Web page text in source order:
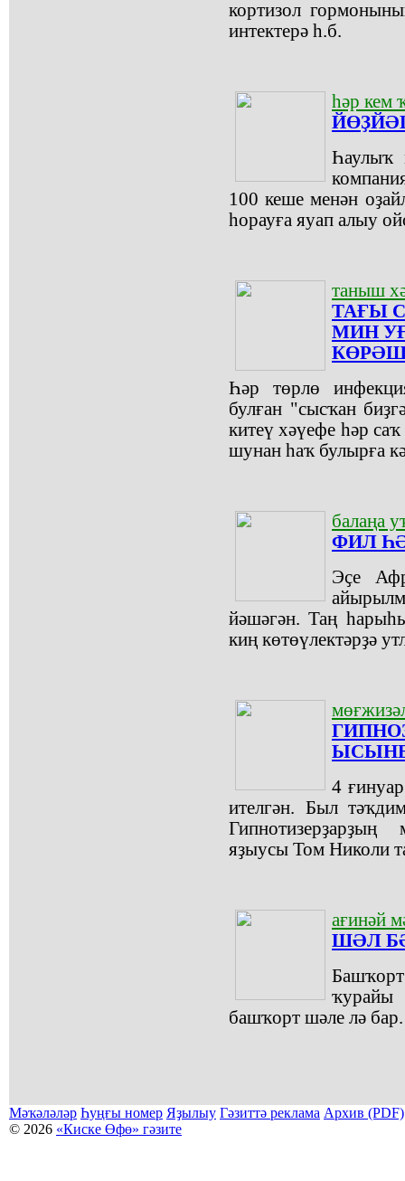
кортизол
интектерә һ.б.
һәр кем
Һаулыҡ
100 кеше менән
һорауға яуап алыу
таныш
ТАҒЫ
МИН
Һәр төрлө
булған "сысҡан
китеү хәүефе һәр саҡ
шунан һаҡ булырға
балаңа
ФИЛ
Эҫе
йәшәгән. Таң
киң көтөүлектәрҙә
4
ителгән. Был
яҙыусы Том Николи
ағинәй
ШӘЛ
ҡурайы
башҡорт шәле лә бар.
Мәҡәләләр Һуңғы номер Яҙылыу Гәзиттә реклама Архив (PDF)
© 2026 «Киске Өфө» гәзите